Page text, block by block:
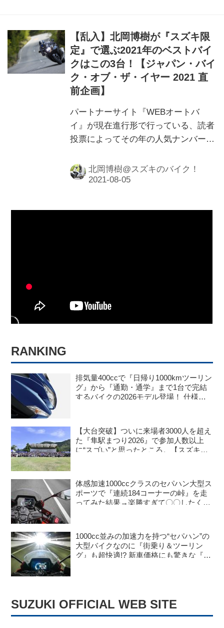
【乱入】北岡博樹が『スズキ限
定』で選ぶ2021年のベストバイ
クはこの3台！【ジャパン・バイ
ク・オブ・ザ・イヤー 2021 直
前企画】
パートナーサイト『WEBオートバ
イ』が現在進行形で行っている、読者
投票によってその年の人気ナンバーワ
ブ・ザ・イヤー」にスズキのバイク！
編集部として乱入。スズキオンリーで
北岡博樹@スズキのバイク！
RANKING
排気量400ccで『日帰り1000kmツーリン
グ』から『通勤・通学』まで1台で完結
するバイクの2026モデル登場！ 仕様変
のバイク！ の新車ニュース】
【大台突破】ついに来場者3000人を超え
た『隼駅まつり2026』で参加人数以上
に“スゴい”と思ったところ。【スズキの
体感加速1000ccクラスのセパハン大型ス
ポーツで『連続184コーナーの峠』を走
ってみた結果→楽勝すぎて〇〇したくな
1000cc並みの加速力を持つ“セパハン”の
大型バイクなのに『街乗り＆ツーリン
グ』も超快適!? 新車価格にも驚きな『万
SUZUKI OFFICIAL WEB SITE